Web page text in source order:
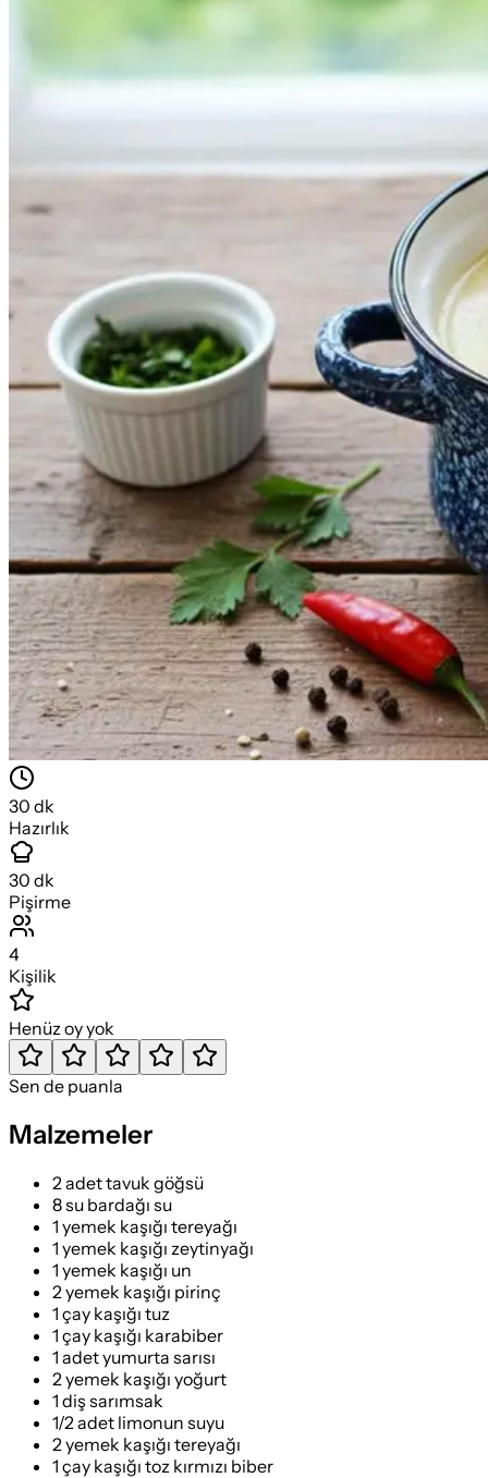
30 dk
Hazırlık
30 dk
Pişirme
4
Kişilik
Henüz oy yok
Sen de puanla
Malzemeler
2 adet tavuk göğsü
8 su bardağı su
1 yemek kaşığı tereyağı
1 yemek kaşığı zeytinyağı
1 yemek kaşığı un
2 yemek kaşığı pirinç
1 çay kaşığı tuz
1 çay kaşığı karabiber
1 adet yumurta sarısı
2 yemek kaşığı yoğurt
1 diş sarımsak
1/2 adet limonun suyu
2 yemek kaşığı tereyağı
1 çay kaşığı toz kırmızı biber